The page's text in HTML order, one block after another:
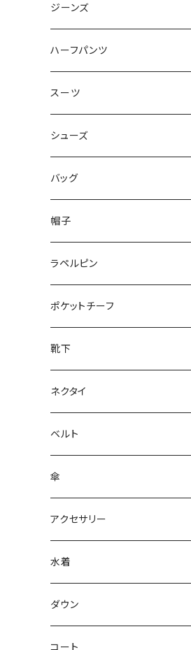
50/XL～
48/L
50/XL～
46/M
48/L
50/XL～
～44/S
46/M
48/L
50/XL～
ジーンズ
～44/S
46/M
48/L
50/XL～
ハーフパンツ
～44/S
46/M
48/L
50/XL～
スーツ
～44/S
46/M
48/L
50/XL～
シューズ
～25.5cm
26cm～
27cm～
28cm～
バッグ
帽子
ラペルピン
ポケットチーフ
靴下
ネクタイ
ベルト
傘
アクセサリー
水着
～44/S
46/M
ダウン
～44/S
コート